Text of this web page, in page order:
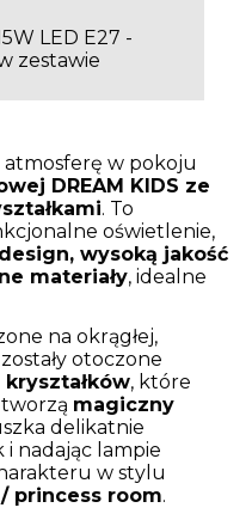
LED E27 -
zestawie
w pokoju
DREAM KIDS ze
. To
oświetlenie,
wysoką jakość
materiały, idealne
na okrągłej,
otoczone
kryształków, które
tworzą magiczny
delikatnie
i nadając lampie
w stylu
/ princess room.